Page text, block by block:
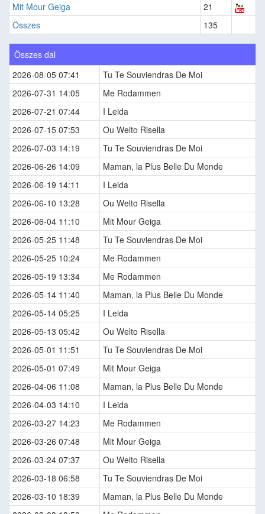
Mit Mour Geiga
21
Összes
135
Összes dal
2026-08-05 07:41
Tu Te Souviendras De Moi
2026-07-31 14:05
Me Rodammen
2026-07-21 07:44
I Leida
2026-07-15 07:53
Ou Welto Risella
2026-07-03 14:19
Tu Te Souviendras De Moi
2026-06-26 14:09
Maman, la Plus Belle Du Monde
2026-06-19 14:11
I Leida
2026-06-10 13:28
Ou Welto Risella
2026-06-04 11:10
Mit Mour Geiga
2026-05-25 11:48
Tu Te Souviendras De Moi
2026-05-25 10:24
Me Rodammen
2026-05-19 13:34
Me Rodammen
2026-05-14 11:40
Maman, la Plus Belle Du Monde
2026-05-14 05:25
I Leida
2026-05-13 05:42
Ou Welto Risella
2026-05-01 11:51
Tu Te Souviendras De Moi
2026-05-01 07:49
Mit Mour Geiga
2026-04-06 11:08
Maman, la Plus Belle Du Monde
2026-04-03 14:10
I Leida
2026-03-27 14:23
Me Rodammen
2026-03-26 07:48
Mit Mour Geiga
2026-03-24 07:37
Ou Welto Risella
2026-03-18 06:58
Tu Te Souviendras De Moi
2026-03-10 18:39
Maman, la Plus Belle Du Monde